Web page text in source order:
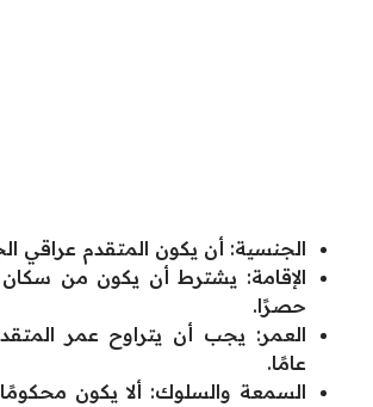
الجنسية: أن يكون المتقدم عراقي
الإقامة: يشترط أن يكون من
حصرًا.
عامًا.
السمعة والسلوك: ألا يكون محكومًا